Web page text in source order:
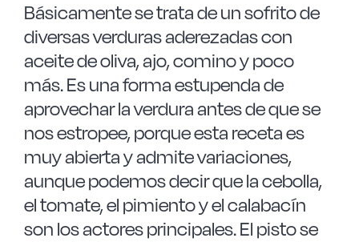
Básicamente se trata de un sofrito de
diversas verduras aderezadas con
aceite de oliva, ajo, comino y poco
más. Es una forma estupenda de
aprovechar la verdura antes de que se
nos estropee, porque esta receta es
muy abierta y admite variaciones,
aunque podemos decir que la cebolla,
el tomate, el pimiento y el calabacín
son los actores principales. El pisto se